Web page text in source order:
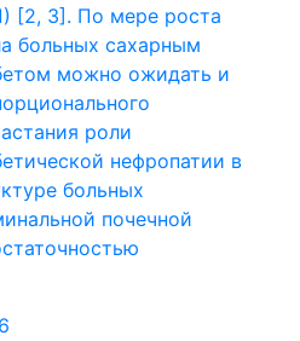
[2, 3]. По мере роста
больных сахарным
можно ожидать и
роли
нефропатии в
больных
почечной